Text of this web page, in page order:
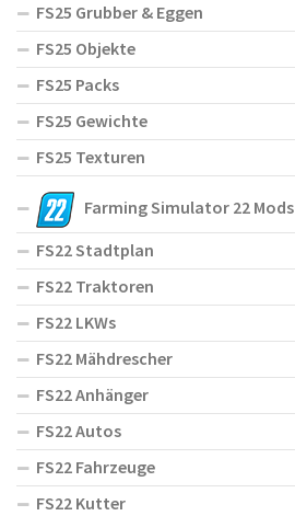
FS25 Grubber & Eggen
FS25 Objekte
FS25 Packs
FS25 Gewichte
FS25 Texturen
Farming Simulator 22 Mods
FS22 Stadtplan
FS22 Traktoren
FS22 LKWs
FS22 Mähdrescher
FS22 Anhänger
FS22 Autos
FS22 Fahrzeuge
FS22 Kutter